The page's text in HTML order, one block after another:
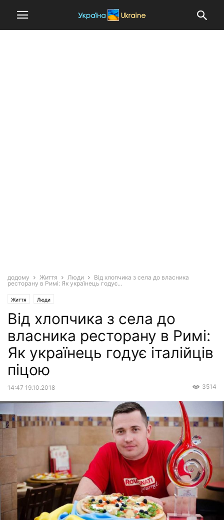
додому Життя Люди
Від хлопчика з села до власника
ресторану в Римі: Як українець годує...
Життя Люди
Від хлопчика з села до
власника ресторану в Римі:
Як українець годує італійців
піцою
14:47 19.10.2018 3514